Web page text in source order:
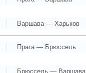
Варшава — Харьков
Прага — Брюссель
Брюссель — Варшава